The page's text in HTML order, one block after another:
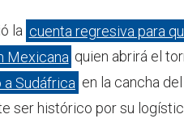
la cuenta regresiva para
Mexicana quien abrirá el
a Sudáfrica en la cancha
ser histórico por su